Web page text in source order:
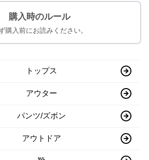
購入時のルール
購入前にお読みください。
トップス
アウター
パンツ/ズボン
アウトドア